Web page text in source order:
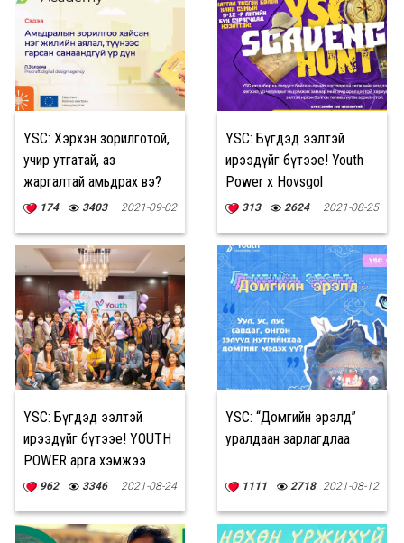
YSC: Хэрхэн зорилготой,
учир утгатай, аз
жаргалтай амьдрах вэ?
174 3403 2021-09-02
YSC: Бүгдэд ээлтэй
ирээдүйг бүтээе! Youth
Power x Hovsgol
313 2624 2021-08-25
YSC: Бүгдэд ээлтэй
ирээдүйг бүтээе! YOUTH
POWER арга хэмжээ
962 3346 2021-08-24
YSC: “Домгийн эрэлд”
уралдаан зарлагдлаа
1111 2718 2021-08-12